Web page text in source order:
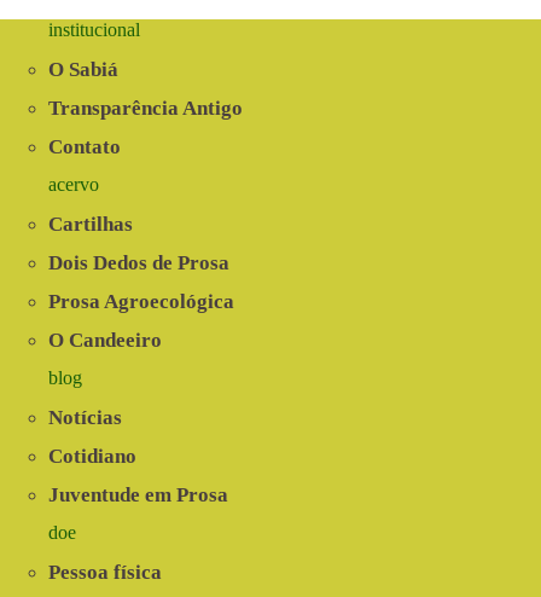
institucional
O Sabiá
Transparência Antigo
Contato
acervo
Cartilhas
Dois Dedos de Prosa
Prosa Agroecológica
O Candeeiro
blog
Notícias
Cotidiano
Juventude em Prosa
doe
Pessoa física